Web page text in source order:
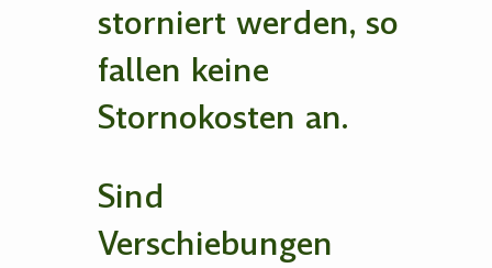
storniert werden, so
fallen keine
Stornokosten an.
Sind
Verschiebungen